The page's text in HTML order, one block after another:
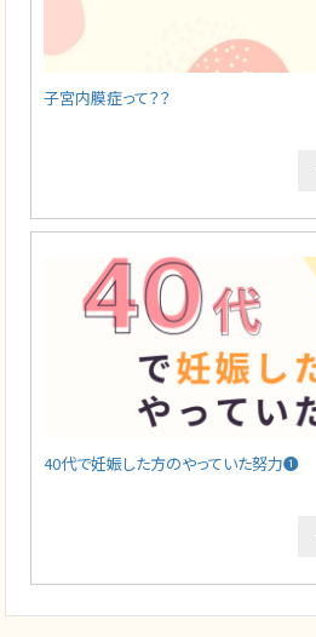
子宮内膜症って？？
40代で妊娠した方のやっていた努力❶